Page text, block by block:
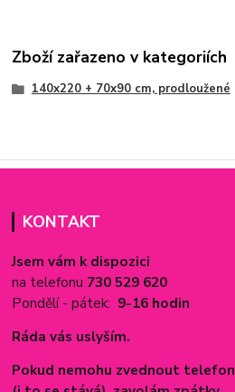
Zboží zařazeno v kategoriích
140x220 + 70x90 cm, prodloužené
KONTAKT
Jsem vám k dispozici
na telefonu 730 529 620
Pondělí - pátek: 9-16 hodin
Ráda vás uslyším.
Pokud nemohu zvednout telefon